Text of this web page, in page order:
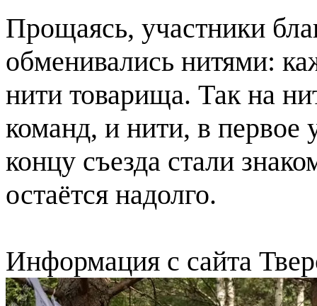
Прощаясь, участники
обменивались нитями:
нити товарища. Так на
команд, и нити, в первое
концу съезда стали
остаётся надолго.
Информация с сайта